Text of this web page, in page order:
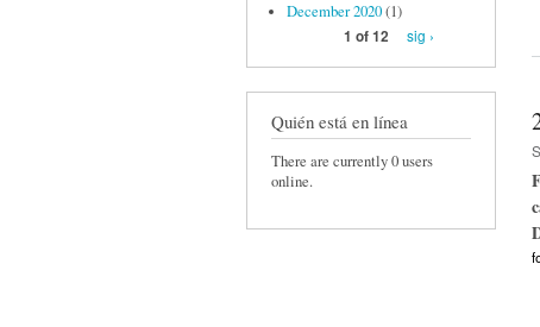
December 2020(1)
1 of 12
sig ›
Quién está en línea
There are currently 0 users
online.